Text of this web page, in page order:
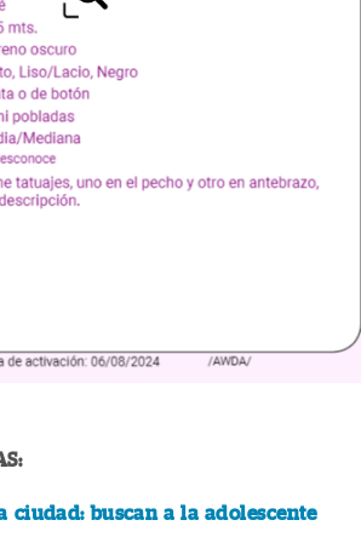
ciudad: buscan a la adolescente